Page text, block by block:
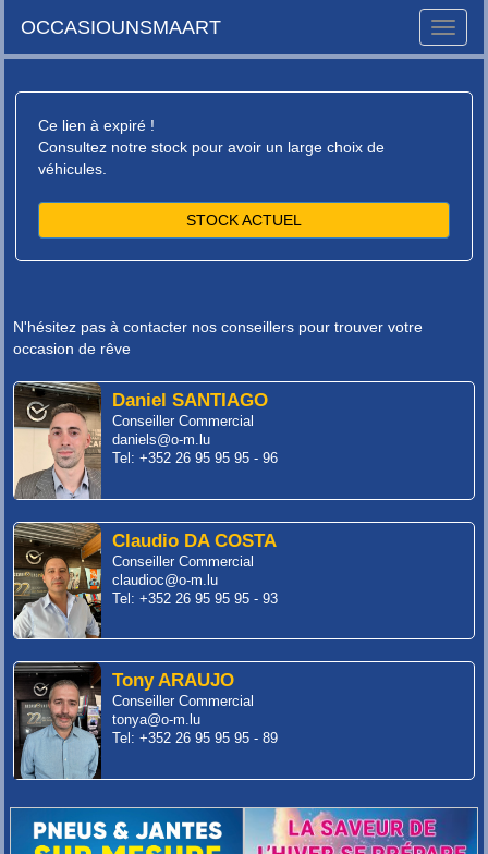
Toggle
OCCASIOUNSMAART
Ce lien à expiré !
Consultez notre stock pour avoir un large choix de
véhicules.
STOCK ACTUEL
N'hésitez pas à contacter nos conseillers pour trouver votre
occasion de rêve
Daniel SANTIAGO
Conseiller Commercial
daniels@o-m.lu
Tel: +352 26 95 95 95 - 96
Claudio DA COSTA
Conseiller Commercial
claudioc@o-m.lu
Tel: +352 26 95 95 95 - 93
Tony ARAUJO
Conseiller Commercial
tonya@o-m.lu
Tel: +352 26 95 95 95 - 89